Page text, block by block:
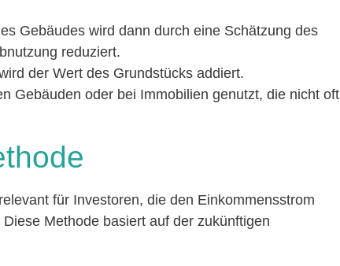
Gebäudes wird dann durch eine Schätzung des
reduziert.
der Wert des Grundstücks addiert.
Gebäuden oder bei Immobilien genutzt, die nicht oft
für Investoren, die den Einkommensstrom
Methode basiert auf der zukünftigen